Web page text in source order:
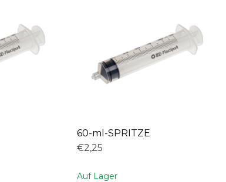
60-ml-SPRITZE
€2,25
Auf Lager